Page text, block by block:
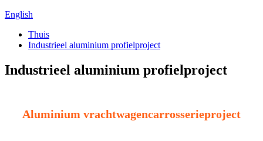
English
Thuis
Industrieel aluminium profielproject
Industrieel aluminium profielproject
Aluminium vrachtwagencarrosserieproject